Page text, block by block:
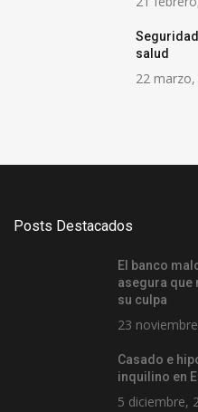
salud
22
Posts Destacados
El banco
asegura que
su culpa
23
Casado e
inquilino en
5 diciembre,